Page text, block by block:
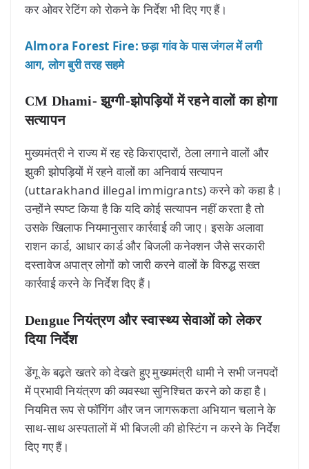
कर ओवर रेटिंग को रोकने के निर्देश भी दिए गए हैं।
Almora Forest Fire: छड़ा गांव के पास जंगल में लगी
आग, लोग बुरी तरह सहमे
CM Dhami- झुग्गी-झोपड़ियों में रहने वालों का होगा
सत्यापन
मुख्यमंत्री ने राज्य में रह रहे किराएदारों, ठेला लगाने वालों और
झुकी झोपड़ियों में रहने वालों का अनिवार्य सत्यापन
(uttarakhand illegal immigrants) करने को कहा है।
उन्होंने स्पष्ट किया है कि यदि कोई सत्यापन नहीं करता है तो
उसके खिलाफ नियमानुसार कार्रवाई की जाए। इसके अलावा
राशन कार्ड, आधार कार्ड और बिजली कनेक्शन जैसे सरकारी
दस्तावेज अपात्र लोगों को जारी करने वालों के विरुद्ध सख्त
कार्रवाई करने के निर्देश दिए हैं।
Dengue नियंत्रण और स्वास्थ्य सेवाओं को लेकर
दिया निर्देश
डेंगू के बढ़ते खतरे को देखते हुए मुख्यमंत्री धामी ने सभी जनपदों
में प्रभावी नियंत्रण की व्यवस्था सुनिश्चित करने को कहा है।
नियमित रूप से फॉगिंग और जन जागरूकता अभियान चलाने के
साथ-साथ अस्पतालों में भी बिजली की होस्टिंग न करने के निर्देश
दिए गए हैं।